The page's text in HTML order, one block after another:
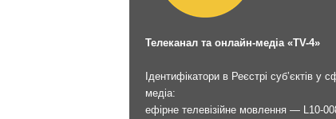
Телеканал та онлайн-медіа «TV-4»
Ідентифікатори в Реєстрі суб’єктів у
медіа:
ефірне телевізійне мовлення — L10-